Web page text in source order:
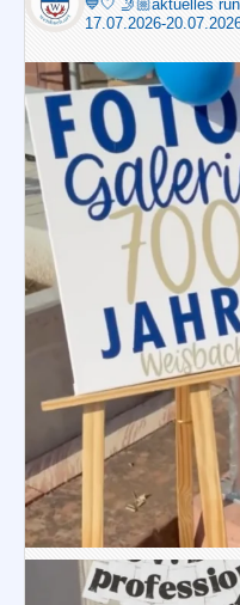
💙🤍 🤳🏼aktuelles
17.07.2026-